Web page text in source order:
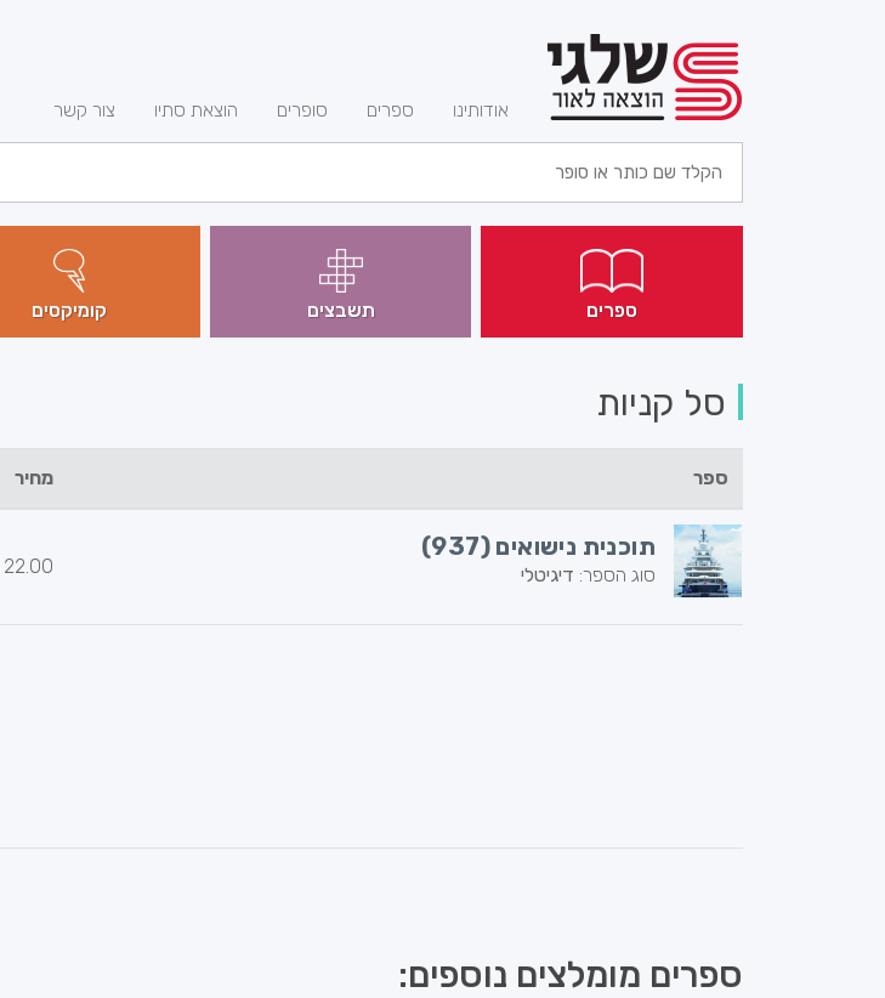
אודותינו ספרים סופרים הוצאת סתיו צור קשר
ספרים תשבצים קומיקסים
סל קניות
ספר מחיר
תוכנית נישואים (937)
סוג הספר: דיגיטלי 22.00
ספרים מומלצים נוספים: